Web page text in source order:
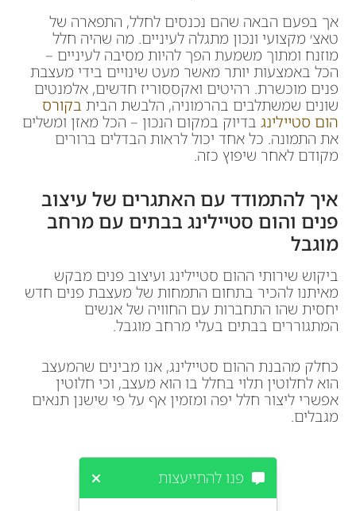
אך בפעם הבאה שהם נכנסים לחלל, התפארה של
טאצ׳ מקצועי ונכון מתגלה לעיניים. מה שהיה חלל
מוזנח ומתוך משמעת הפך להיות מסיבה לעיניים –
הכל באמצעות יותר מאשר מעט שינויים בידי מעצבת
פנים מוכשרת. רהיטים ואקססוריז חדשים, אלמנטים
שונים שמשתלבים בהרמוניה, הלבשת הבית בקורס
הום סטיילינג בדיוק במקום הנכון – הכל מאזן ומשלים
את התמונה. כל אחד יכול לראות הבדלים ברורים
מקודם לאחר שיפוץ כזה.
איך להתמודד עם האתגרים של עיצוב
פנים והום סטיילינג בבתים עם מרחב
מוגבל
ביקוש שירותי ההום סטיילינג ועיצוב פנים מבקש
מאיתנו להכיר בתחום התמחות של מעצבת פנים חדש
יחסית שהו התחברות עם החוויה של אנשים
המתגוררים בבתים בעלי מרחב מוגבל.
כחלק מהבנת ההום סטיילינג, אנו מבינים שהמעצב
הוא לחלוטין תלוי בחלל בו הוא מעצב, וכי חלוטין
אפשרי ליצור חלל יפה ומזמין אף על פי שישנן תנאים
מגבלים.
פנו להתייעצות